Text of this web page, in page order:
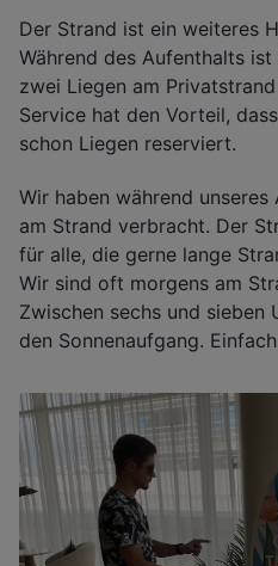
Der Strand ist ein weiteres
Während des Aufenthalts
zwei Liegen am
Service hat den Vorteil,
schon Liegen reserviert.
Wir haben während
am Strand verbracht. Der
für alle, die gerne lange
Wir sind oft morgens am
Zwischen sechs und sieben
den Sonnenaufgang.